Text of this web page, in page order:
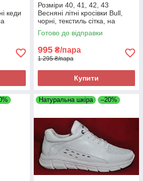
кеди
Розміри 40, 41, 42, 43
Весняні літні кросівки Bull,
чорні, текстиль сітка, на
підошві з піни, легкі та зручні
Готово до відправки
995 ₴/пара
1 295 ₴/пара
Купити
Натуральна шкіра –20%